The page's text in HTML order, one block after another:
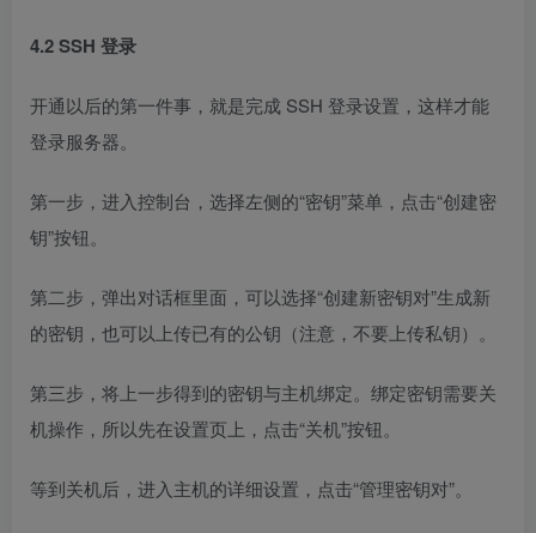
4.2 SSH 登录
开通以后的第一件事，就是完成 SSH 登录设置，这样才能
登录服务器。
第一步，进入控制台，选择左侧的“密钥”菜单，点击“创建密
钥”按钮。
第二步，弹出对话框里面，可以选择“创建新密钥对”生成新
的密钥，也可以上传已有的公钥（注意，不要上传私钥）。
第三步，将上一步得到的密钥与主机绑定。绑定密钥需要关
机操作，所以先在设置页上，点击“关机”按钮。
等到关机后，进入主机的详细设置，点击“管理密钥对”。